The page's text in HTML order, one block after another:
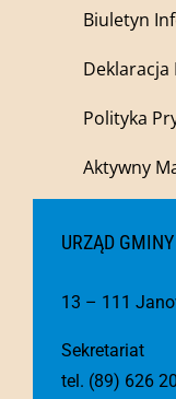
Biuletyn
Polityka
Aktywny
URZĄD
13 – 111
Sekretariat
tel. (89) 626